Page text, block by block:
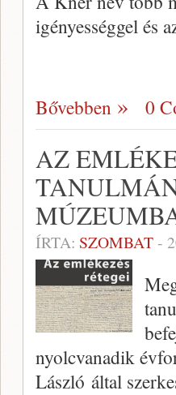
igényességgel és
Bővebben 0
AZ
ÍRTA: SZOMBAT-
nyolcvanadik
László által